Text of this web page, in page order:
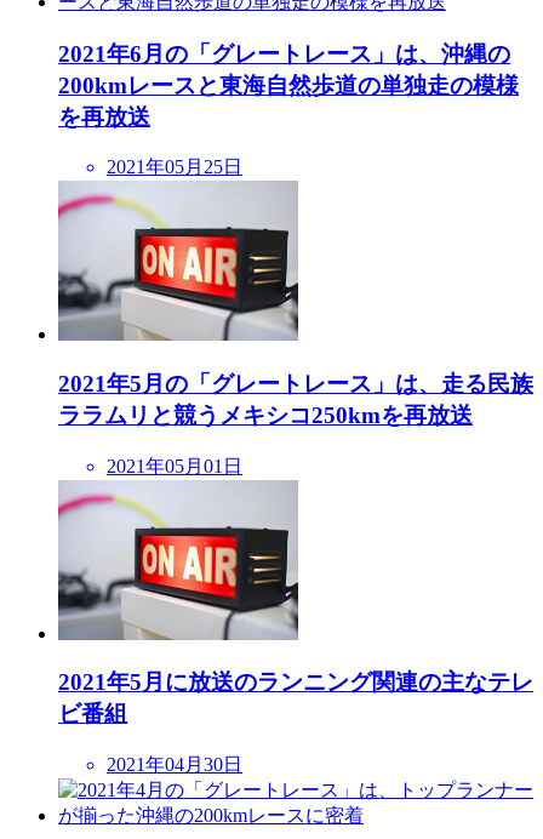
2021年6月の「グレートレース」は、沖縄の
200kmレースと東海自然歩道の単独走の模様
を再放送
2021年05月25日
2021年5月の「グレートレース」は、走る民族
ララムリと競うメキシコ250kmを再放送
2021年05月01日
2021年5月に放送のランニング関連の主なテレ
ビ番組
2021年04月30日